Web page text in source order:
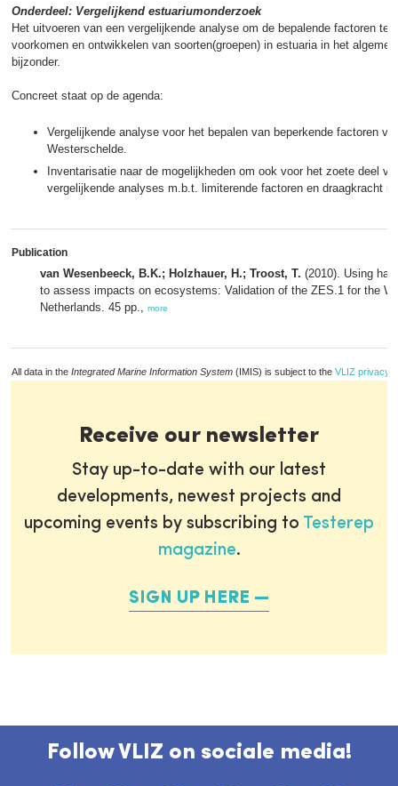
Onderdeel: Vergelijkend estuariumonderzoek
Het uitvoeren van een vergelijkende analyse om de bepalende factoren te
voorkomen en ontwikkelen van soorten(groepen) in estuaria in het
bijzonder.
Concreet staat op de agenda:
Vergelijkende analyse voor het bepalen van beperkende factoren
Westerschelde.
Inventarisatie naar de mogelijkheden om ook voor het zoete deel
vergelijkende analyses m.b.t. limiterende factoren en draagkracht
Publication
van Wesenbeeck, B.K.; Holzhauer, H.; Troost, T. (2010). Using
to assess impacts on ecosystems: Validation of the ZES.1 for the
Netherlands. 45 pp., more
All data in the Integrated Marine Information System (IMIS) is subject to the VLIZ privacy
Receive our newsletter
Stay up-to-date with our latest
developments, newest projects and
upcoming events by subscribing to Testerep
magazine.
SIGN UP HERE
Follow VLIZ on sociale media!